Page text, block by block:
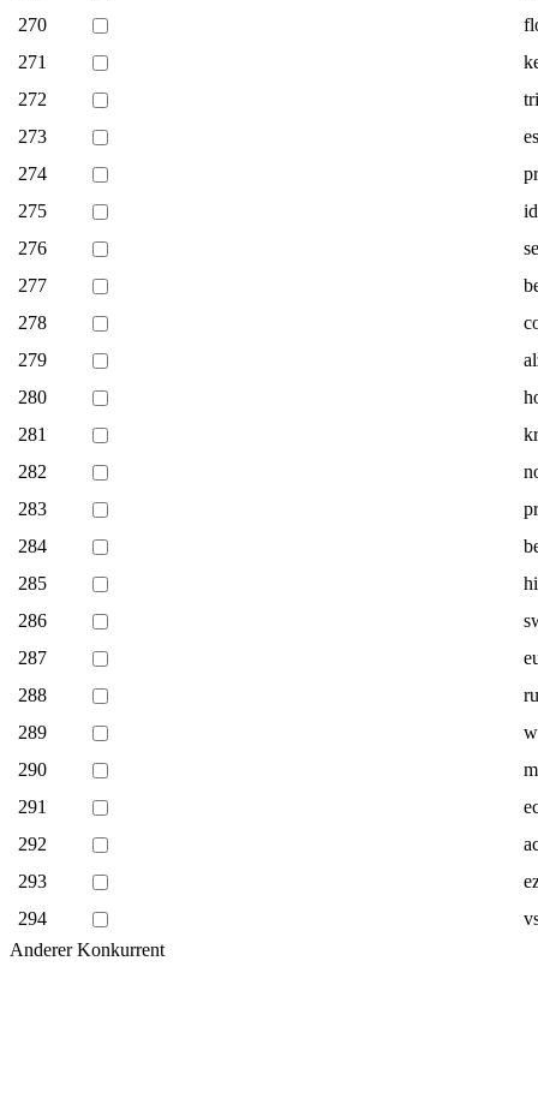
270
271
272
273
274
275
276
277
278
279
280
281
282
283
284
285
286
287
288
289
290
291
292
293
294
Anderer Konkurrent